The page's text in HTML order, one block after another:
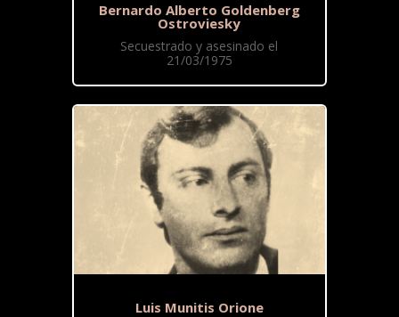
Bernardo Alberto Goldenberg
Ostroviesky
Secuestrado y asesinado el
21/03/1975
Luis Munitis Orione